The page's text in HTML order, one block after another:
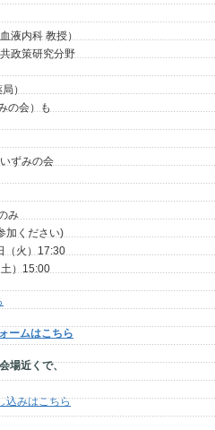
内科 教授）
政策研究分野
）
の会）も
みの会
み
加ください)
（火）17:30
15:00
ームはこちら
場近くで、
込みはこちら